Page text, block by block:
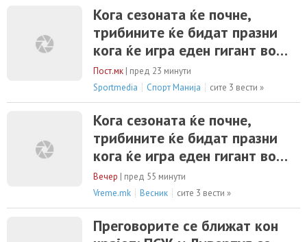
Кога сезоната ќе почне,
трибините ќе бидат празни
кога ќе игра еден гигант во
Серија А!
Пост.мк | пред 23 минути
Sportmedia
Спорт Манија сите 3 вести »
Кога сезоната ќе почне,
трибините ќе бидат празни
кога ќе игра еден гигант во
Серија А!
Вечер | пред 55 минути
Vreme.mk
Весник сите 3 вести »
Преговорите се ближат кон